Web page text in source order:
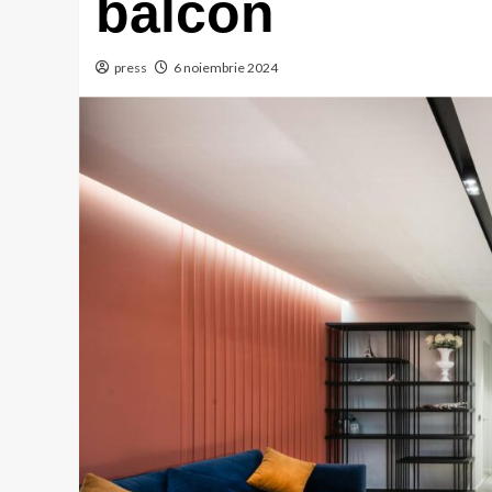
balcon
press 6 noiembrie 2024